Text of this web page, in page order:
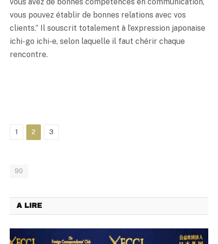
vous pouvez établir de bonnes relations avec vos
clients.” Il souscrit totalement à l’expression japonaise
ichi-go ichi-e, selon laquelle il faut chérir chaque
rencontre.
1 2 3
90
A LIRE